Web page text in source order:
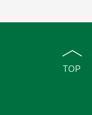
TOP